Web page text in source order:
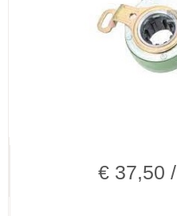
€ 37,50 /